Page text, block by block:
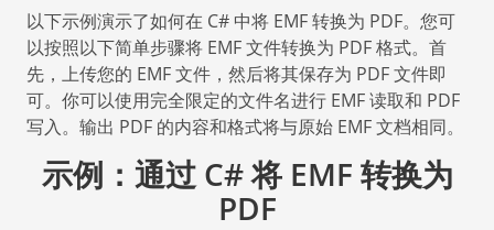
以下示例演示了如何在 C# 中将 EMF 转换为 PDF。您可
以按照以下简单步骤将 EMF 文件转换为 PDF 格式。首
先，上传您的 EMF 文件，然后将其保存为 PDF 文件即
可。你可以使用完全限定的文件名进行 EMF 读取和 PDF
写入。输出 PDF 的内容和格式将与原始 EMF 文档相同。
示例：通过 C# 将 EMF 转换为
PDF